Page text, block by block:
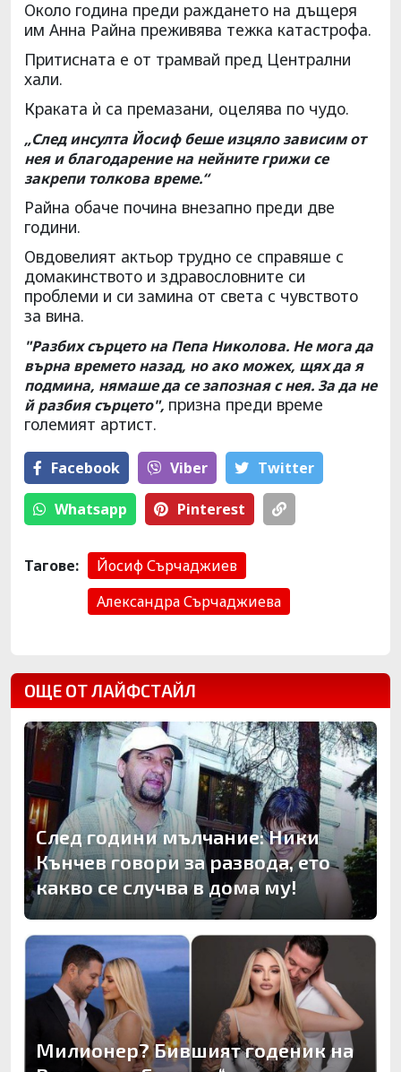
Около година преди раждането на дъщеря
им Анна Райна преживява тежка катастрофа.
Притисната е от трамвай пред Централни
хали.
Краката ѝ са премазани, оцелява по чудо.
„След инсулта Йосиф беше изцяло зависим от
нея и благодарение на нейните грижи се
закрепи толкова време.“
Райна обаче почина внезапно преди две
години.
Овдовелият актьор трудно се справяше с
домакинството и здравословните си
проблеми и си замина от света с чувството
за вина.
"Разбих сърцето на Пепа Николова. Не мога да
върна времето назад, но ако можех, щях да я
подмина, нямаше да се запозная с нея. За да не
й разбия сърцето", призна преди време
големият артист.
Facebook Viber Тwitter
Whatsapp Pinterest
Тагове:
Йосиф Сърчаджиев
Александра Сърчаджиева
ОЩЕ ОТ ЛАЙФСТАЙЛ
След години мълчание: Ники
Кънчев говори за развода, ето
какво се случва в дома му!
Милионер? Бившият годеник на